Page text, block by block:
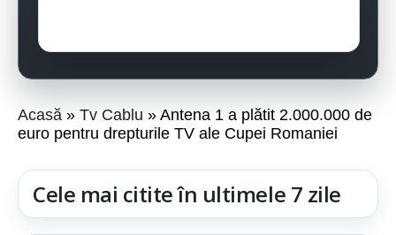
Acasă Tv Cablu
Antena 1 a plătit 2.000.000 de
euro pentru drepturile TV ale Cupei Romaniei
Cele mai citite în ultimele 7 zile